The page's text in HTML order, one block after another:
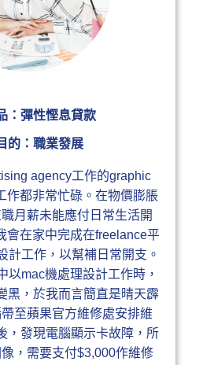
：彈性慳息貸款​
的：職業發展
agency工作的graphic
作都非常忙碌。在物價膨脹
月薪未能應付日常生活開
會在家中完成在freelance平
計工作，以幫補日常開支。​
以mac機處理設計工作時，
黑，於我而言簡直是晴天霹
至蘋果官方維修處安排維
，發現電腦顯示卡故障，所
，需要支付$3,000作維修